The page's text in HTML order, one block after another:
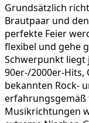
Grundsätzlich
Brautpaar und
perfekte Feier
flexibel und gehe
Schwerpunkt liegt
90er-/2000er-Hits,
bekannten Rock-
erfahrungsgemäß
Musikrichtungen